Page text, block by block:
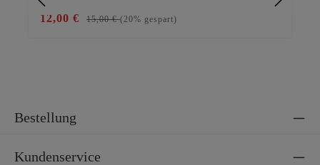
12,00 € 15,00 €(20% gespart)
Bestellung
Kundenservice